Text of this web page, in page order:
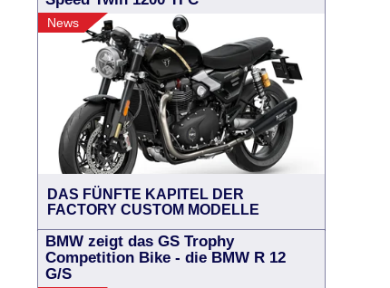
News
DAS FÜNFTE KAPITEL DER
FACTORY CUSTOM MODELLE
BMW zeigt das GS Trophy
Competition Bike - die BMW R 12
G/S